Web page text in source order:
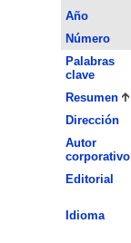
Año
Número
Palabras
clave
Resumen
Dirección
Autor
corporativo
Editorial
Idioma